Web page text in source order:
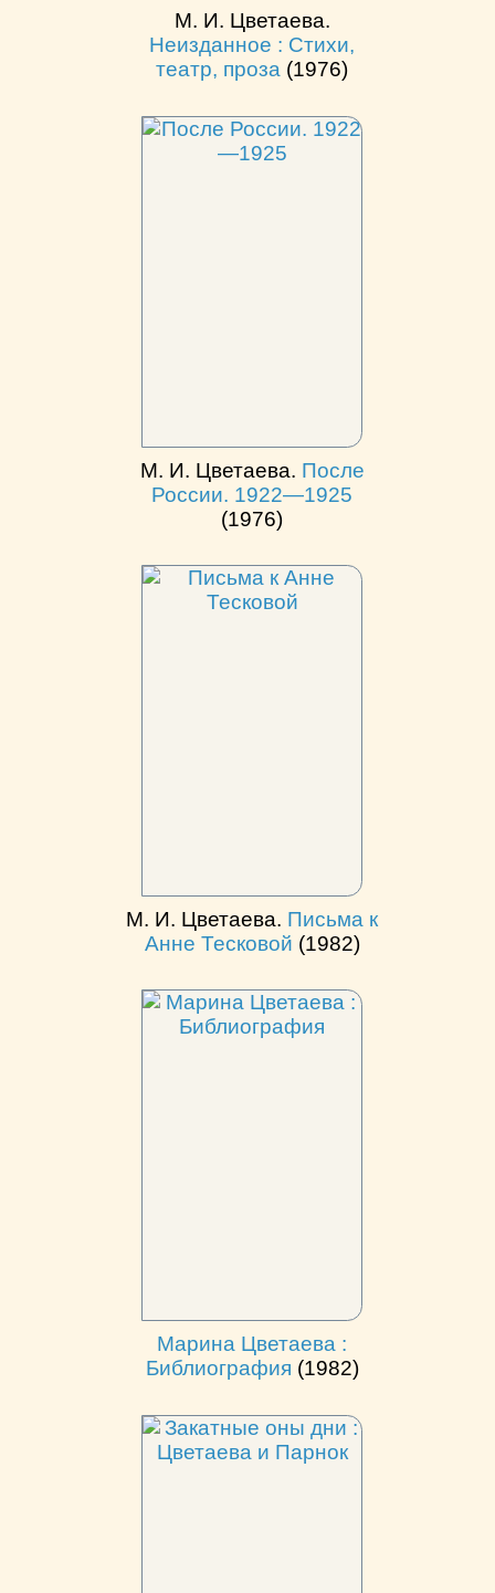
М. И. Цветаева.
Неизданное : Стихи,
театр, проза (1976)
М. И. Цветаева. После
России. 1922—1925
(1976)
М. И. Цветаева. Письма к
Анне Тесковой (1982)
Марина Цветаева :
Библиография (1982)